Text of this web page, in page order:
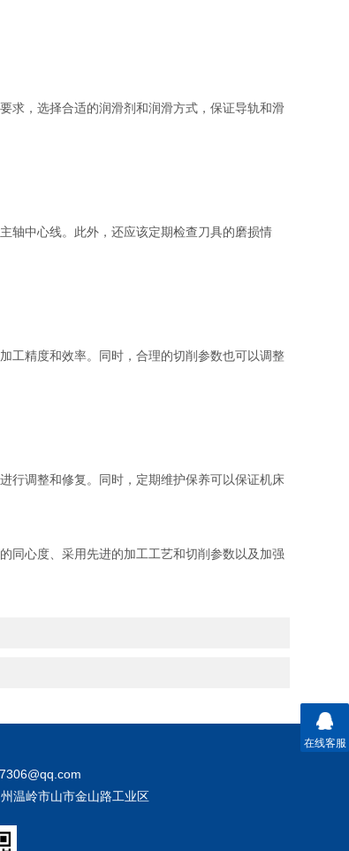
，选择合适的润滑剂和润滑方式，保证导轨和滑
中心线。此外，还应该定期检查刀具的磨损情
精度和效率。同时，合理的切削参数也可以调整
调整和修复。同时，定期维护保养可以保证机床
心度、采用先进的加工工艺和切削参数以及加强
温岭市山市金山路工业区
在线客服